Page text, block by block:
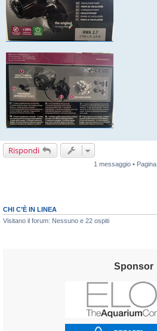
Rispondi
1 messaggio • Pagina
CHI C’È IN LINEA
Visitano il forum: Nessuno e 22 ospiti
Sponsor